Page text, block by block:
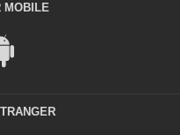
MOBILE